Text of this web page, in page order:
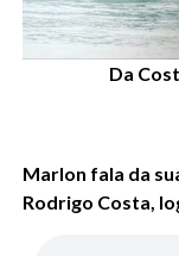
Da
Marlon fala da
Rodrigo Costa,